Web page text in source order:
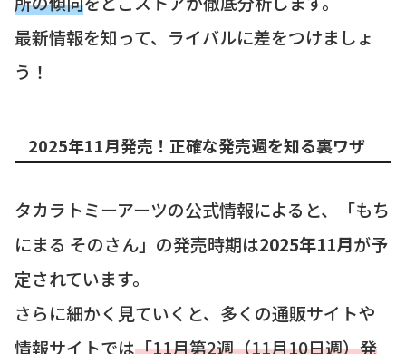
最新情報を知って、ライバルに差をつけましょ
う！
2025年11月発売！正確な発売週を知る裏ワザ
タカラトミーアーツの公式情報によると、「もち
にまる そのさん」の発売時期は2025年11月が予
定されています。
さらに細かく見ていくと、多くの通販サイトや
情報サイトでは「11月第2週（11月10日週）発